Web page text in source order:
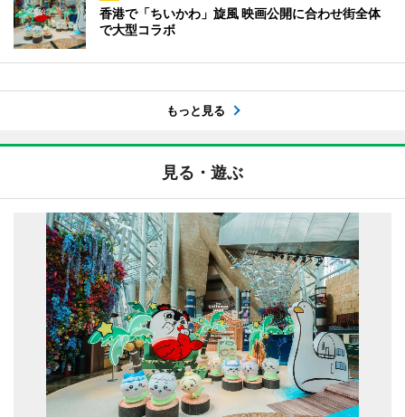
香港で「ちいかわ」旋風 映画公開に合わせ街全体
で大型コラボ
もっと見る
見る・遊ぶ